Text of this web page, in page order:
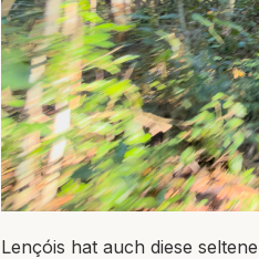
Lençóis hat auch diese